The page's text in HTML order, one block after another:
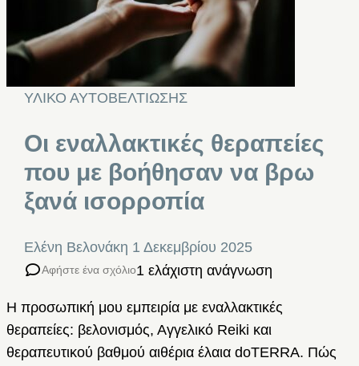
ΥΛΙΚΟ ΑΥΤΟΒΕΛΤΙΩΣΗΣ
Οι εναλλακτικές θεραπείες
που με βοήθησαν να βρω
ξανά ισορροπία
Ελένη Βελονάκη 1 Δεκεμβρίου 2025
Αφήστε ένα σχόλιο1 ελάχιστη ανάγνωση
Η προσωπική μου εμπειρία με εναλλακτικές
θεραπείες: βελονισμός, Αγγελικό Reiki και
θεραπευτικού βαθμού αιθέρια έλαια doTERRA. Πώς